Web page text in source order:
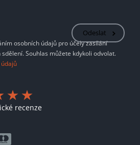
Odeslat
osobních údajů pro účely zasílání
Souhlas můžete kdykoli odvolat.
recenze